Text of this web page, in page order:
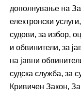
дополнување на
електронски
судови, за избор,
и обвинители, за
на јавни
судска служба, за
Кривичен Закон,